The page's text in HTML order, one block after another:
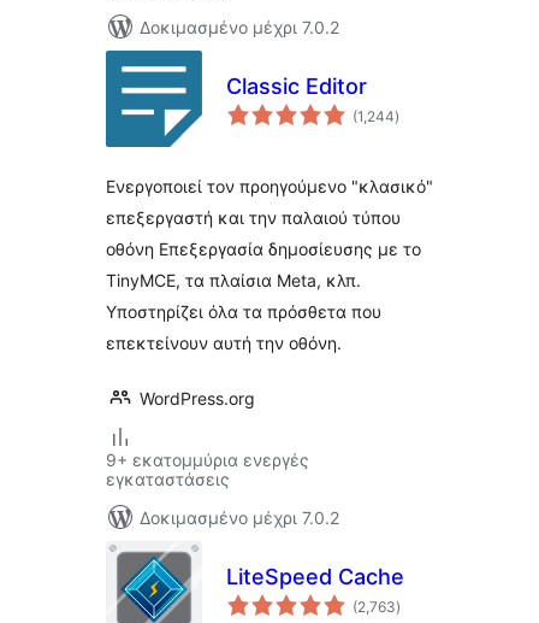
Δοκιμασμένο μέχρι 7.0.2
Classic Editor
(1,244αξιολογήσεις
σύνολο
)
Ενεργοποιεί τον προηγούμενο "κλασικό"
επεξεργαστή και την παλαιού τύπου
οθόνη Επεξεργασία δημοσίευσης με το
TinyMCE, τα πλαίσια Meta, κλπ.
Υποστηρίζει όλα τα πρόσθετα που
επεκτείνουν αυτή την οθόνη.
WordPress.org
9+ εκατομμύρια ενεργές
εγκαταστάσεις
Δοκιμασμένο μέχρι 7.0.2
LiteSpeed Cache
(2,763αξιολογήσεις
σύνολο
)